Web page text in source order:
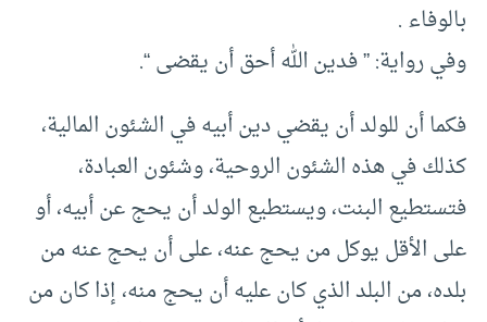
بالوفاء .
وفي رواية: ” فدين الله أحق أن يقضى “.
فكما أن للولد أن يقضي دين أبيه في الشئون المالية،
كذلك في هذه الشئون الروحية، وشئون العبادة،
فتستطيع البنت، ويستطيع الولد أن يحج عن أبيه، أو
على الأقل يوكل من يحج عنه، على أن يحج عنه من
بلده، من البلد الذي كان عليه أن يحج منه، إذا كان من